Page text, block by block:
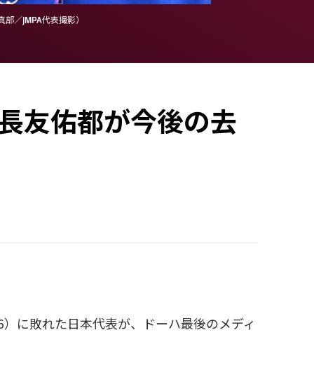
／JMPA代表撮影）
友佑都が今後の去
に敗れた日本代表が、ドーハ最後のメディ